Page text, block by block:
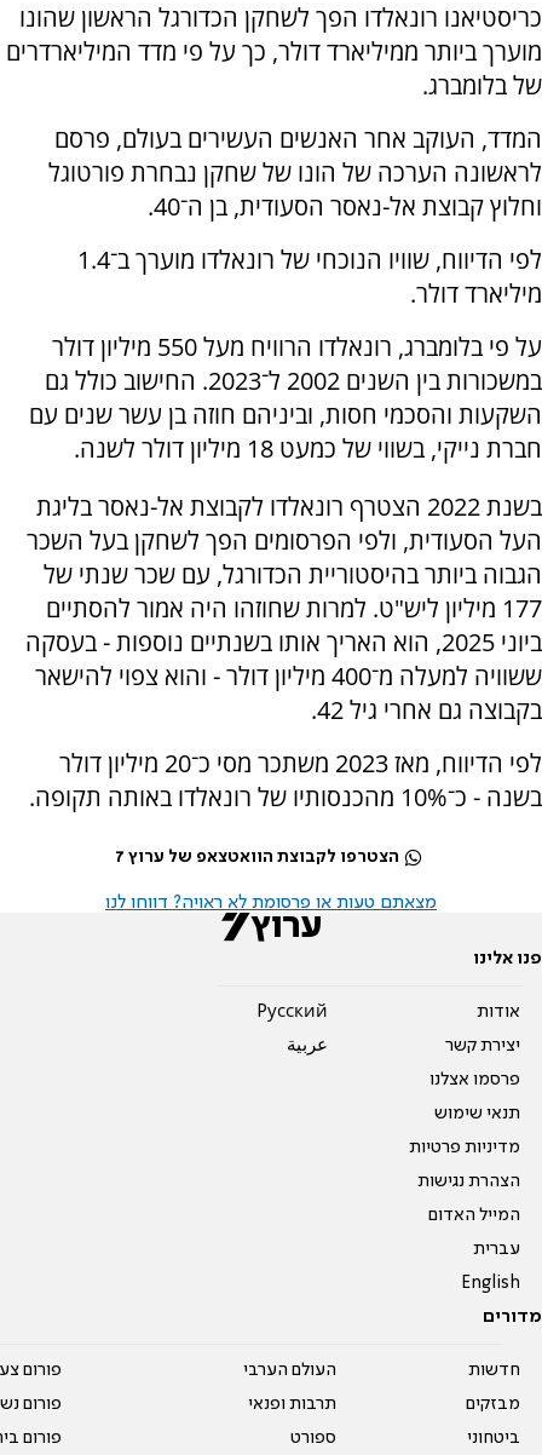
כריסטיאנו רונאלדו הפך לשחקן הכדורגל הראשון שהונו
מוערך ביותר ממיליארד דולר, כך על פי מדד המיליארדרים
של בלומברג.
המדד, העוקב אחר האנשים העשירים בעולם, פרסם
לראשונה הערכה של הונו של שחקן נבחרת פורטוגל
וחלוץ קבוצת אל-נאסר הסעודית, בן ה־40.
לפי הדיווח, שוויו הנוכחי של רונאלדו מוערך ב־1.4
מיליארד דולר.
על פי בלומברג, רונאלדו הרוויח מעל 550 מיליון דולר
במשכורות בין השנים 2002 ל־2023. החישוב כולל גם
השקעות והסכמי חסות, וביניהם חוזה בן עשר שנים עם
חברת נייקי, בשווי של כמעט 18 מיליון דולר לשנה.
בשנת 2022 הצטרף רונאלדו לקבוצת אל-נאסר בליגת
העל הסעודית, ולפי הפרסומים הפך לשחקן בעל השכר
הגבוה ביותר בהיסטוריית הכדורגל, עם שכר שנתי של
177 מיליון ליש"ט. למרות שחוזהו היה אמור להסתיים
ביוני 2025, הוא האריך אותו בשנתיים נוספות - בעסקה
ששוויה למעלה מ־400 מיליון דולר - והוא צפוי להישאר
בקבוצה גם אחרי גיל 42.
לפי הדיווח, מאז 2023 משתכר מסי כ־20 מיליון דולר
בשנה - כ־10% מהכנסותיו של רונאלדו באותה תקופה.
הצטרפו לקבוצת הוואטצאפ של ערוץ 7
מצאתם טעות או פרסומת לא ראויה? דווחו לנו
פנו אלינו
אודות
יצירת קשר
פרסמו אצלנו
תנאי שימוש
מדיניות פרטיות
הצהרת נגישות
המייל האדום
עברית
English
Pусский
عربية
מדורים
חדשות
מבזקים
ביטחוני
העולם הערבי
תרבות ופנאי
ספורט
פורום
פורום
פורום